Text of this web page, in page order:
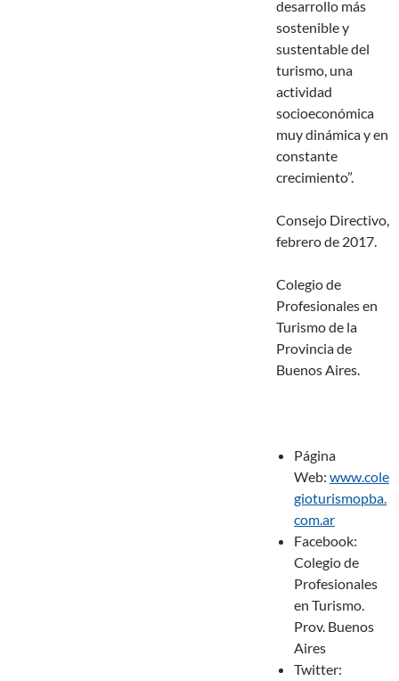
desarrollo más
sostenible y
sustentable del
turismo, una
actividad
socioeconómica
muy dinámica y en
constante
crecimiento”.
Consejo Directivo,
febrero de 2017.
Colegio de
Profesionales en
Turismo de la
Provincia de
Buenos Aires.
Página
Web: www.cole
gioturismopba.
com.ar
Facebook:
Colegio de
Profesionales
en Turismo.
Prov. Buenos
Aires
Twitter: